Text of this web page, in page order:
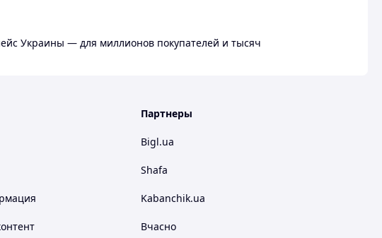
Украины — для миллионов покупателей и тысяч
Партнеры
Bigl.ua
Shafa
Kabanchik.ua
Вчасно